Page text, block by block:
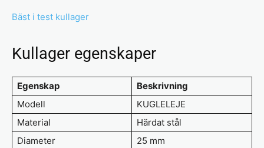
Bäst i test kullager
Kullager egenskaper
Egenskap
Beskrivning
Modell
KUGLELEJE
Material
Härdat stål
Diameter
25 mm